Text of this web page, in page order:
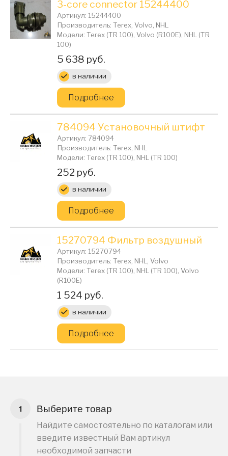
3-core connector 15244400
Артикул: 15244400
Производитель: Terex, Volvo, NHL
Модели: Terex (TR 100), Volvo (R100E), NHL (TR
100)
Цена:
5 638 руб.
в наличии
Подробнее
784094 Установочный штифт
Артикул: 784094
Производитель: Terex, NHL
Модели: Terex (TR 100), NHL (TR 100)
Цена:
252 руб.
в наличии
Подробнее
15270794 Фильтр воздушный
Артикул: 15270794
Производитель: Terex, NHL, Volvo
Модели: Terex (TR 100), NHL (TR 100), Volvo
(R100E)
Цена:
1 524 руб.
в наличии
Подробнее
Выберите товар
Найдите самостоятельно по каталогам или
введите известный Вам артикул
необходимой запчасти